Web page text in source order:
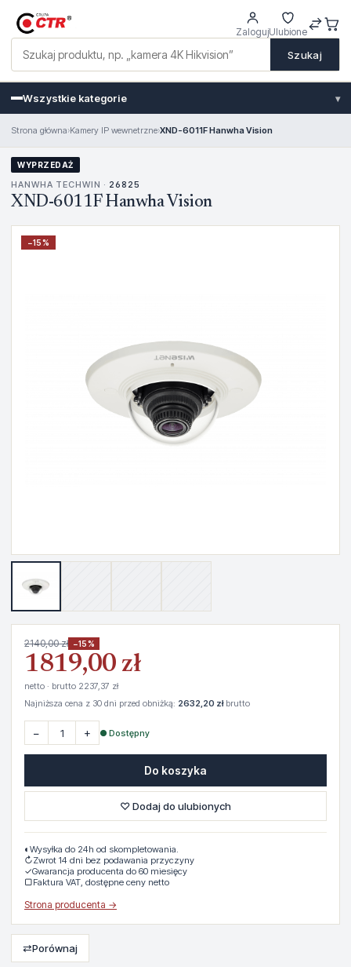
Szukaj
ZalogujUlubione
Wszystkie kategorie ▾
Strona główna›Kamery IP wewnetrzne›XND-6011F Hanwha Vision
WYPRZEDAŻ
HANWHA TECHWIN · 26825
XND-6011F Hanwha Vision
−15%
2140,00 zł −15%
1819,00 zł
netto · brutto 2237,37 zł
Najniższa cena z 30 dni przed obniżką: 2632,20 złbrutto
− + ● Dostępny
Do koszyka
♡ Dodaj do ulubionych
◐ Wysyłka do 24h od skompletowania.
↻Zwrot 14 dni bez podawania przyczyny
✓Gwarancja producenta do 60 miesięcy
▢Faktura VAT, dostępne ceny netto
Strona producenta →
⇄Porównaj